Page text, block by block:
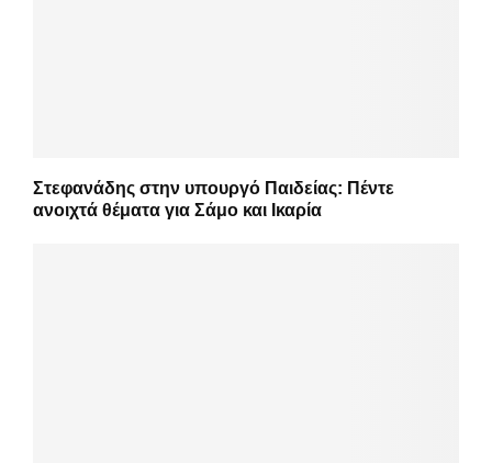
Στεφανάδης στην υπουργό Παιδείας: Πέντε
ανοιχτά θέματα για Σάμο και Ικαρία